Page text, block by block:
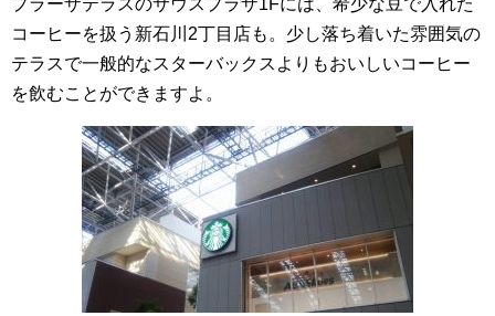
コーヒーを扱う新石川2丁目店も。少し落ち着いた雰囲気の
テラスで一般的なスターバックスよりもおいしいコーヒー
を飲むことができますよ。